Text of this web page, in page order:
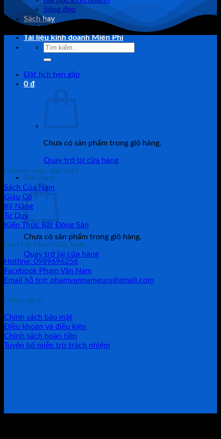
Sống đẹp
Sách hay
Danh mục sản phẩm
Tài liệu kinh doanh Miễn Phí
Tìm
Đặt lịch hẹn gặp
0 ₫
Chưa có sản phẩm trong giỏ hàng.
Quay trở lại cửa hàng
Giỏ hàng
Chưa có sản phẩm trong giỏ hàng.
Quay trở lại cửa hàng
Chuyên mục đặc biệt
Sách Của Nam
Giàu Có
Kỹ Năng
Tư Duy
Kiến Thức Bất Động Sản
Liên Hệ Phạm Văn Nam
Hotline: 0989696256
Facebook Phạm Văn Nam
Email hỗ trợ: phamvannamguru@gmail.com
Chính sách
Chính sách bảo mật
Điều khoản và điều kiện
Chính sách hoàn tiền
Tuyên bố miễn trừ trách nhiệm